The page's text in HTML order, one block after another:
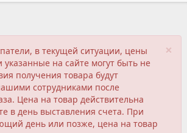
×
в текущей ситуации, цены
указанные на сайте могут быть не
получения товара будут
сотрудниками после
Цена на товар действительна
в день выставления счета. При
день или позже, цена на товар